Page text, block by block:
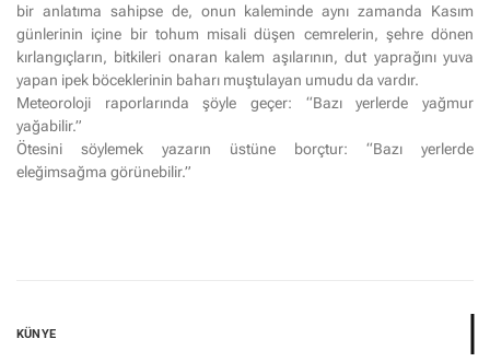
bir anlatıma sahipse de, onun kaleminde aynı zamanda Kasım
günlerinin içine bir tohum misali düşen cemrelerin, şehre dönen
kırlangıçların, bitkileri onaran kalem aşılarının, dut yaprağını yuva
yapan ipek böceklerinin baharı muştulayan umudu da vardır.
Meteoroloji raporlarında şöyle geçer: “Bazı yerlerde yağmur
yağabilir.”
Ötesini söylemek yazarın üstüne borçtur: “Bazı yerlerde
eleğimsağma görünebilir.”
KÜNYE